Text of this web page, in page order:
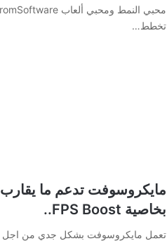
تخطط…
بخاصية FPS Boost..
تعمل مايكروسوفت بشكل جدي من اجل